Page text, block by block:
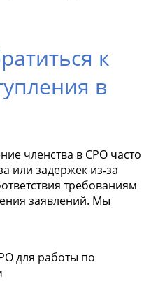
к
в
членства в СРО часто
или задержек из‑за
требованиям
заявлений. Мы
для работы по